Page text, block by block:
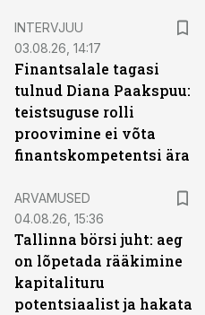
INTERVJUU
03.08.26, 14:17
Finantsalale tagasi
tulnud Diana Paakspuu:
teistsuguse rolli
proovimine ei võta
finantskompetentsi ära
ARVAMUSED
04.08.26, 15:36
Tallinna börsi juht: aeg
on lõpetada rääkimine
kapitalituru
potentsiaalist ja hakata